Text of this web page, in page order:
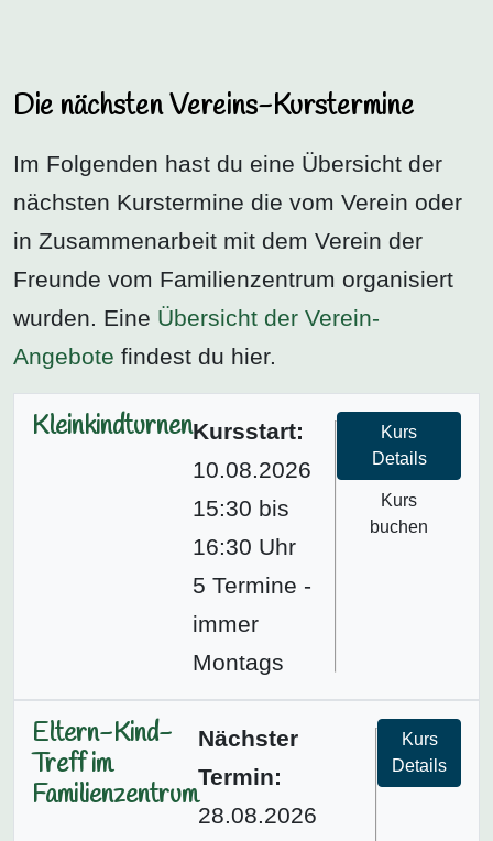
Die nächsten Vereins-Kurstermine
Im Folgenden hast du eine Übersicht der
nächsten Kurstermine die vom Verein oder
in Zusammenarbeit mit dem Verein der
Freunde vom Familienzentrum organisiert
wurden. Eine Übersicht der Verein-
Angebote findest du hier.
KleinkindturnenKursstart:
10.08.2026
15:30 bis
16:30 Uhr
5 Termine -
immer
Montags
Kurs
Details
Kurs
buchen
Eltern-Kind-
Treff im
Familienzentrum
Nächster
Termin:
28.08.2026
Kurs
Details